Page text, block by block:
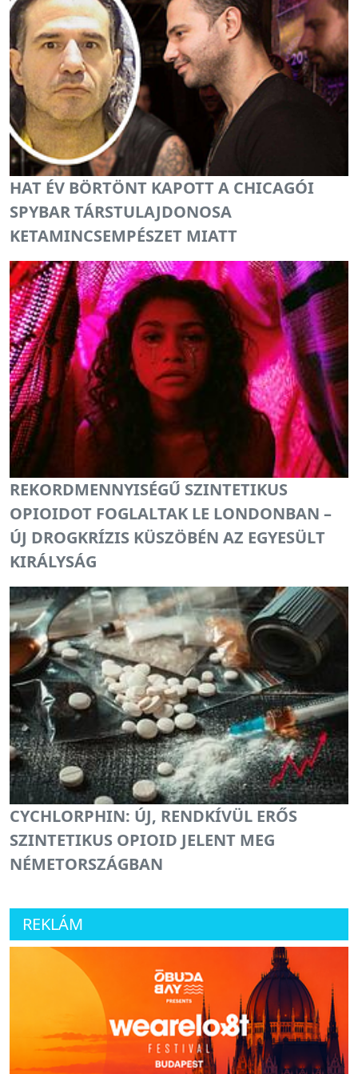
HAT ÉV BÖRTÖNT KAPOTT A CHICAGÓI
SPYBAR TÁRSTULAJDONOSA
KETAMINCSEMPÉSZET MIATT
REKORDMENNYISÉGŰ SZINTETIKUS
OPIOIDOT FOGLALTAK LE LONDONBAN –
ÚJ DROGKRÍZIS KÜSZÖBÉN AZ EGYESÜLT
KIRÁLYSÁG
CYCHLORPHIN: ÚJ, RENDKÍVÜL ERŐS
SZINTETIKUS OPIOID JELENT MEG
NÉMETORSZÁGBAN
REKLÁM